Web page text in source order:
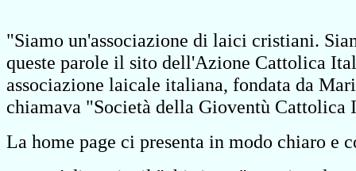
"Siamo un'associazione di laici cristiani.
queste parole il sito dell'Azione Cattolica
associazione laicale italiana, fondata da
chiamava "Società della Gioventù Cattolica
La home page ci presenta in modo chiaro e